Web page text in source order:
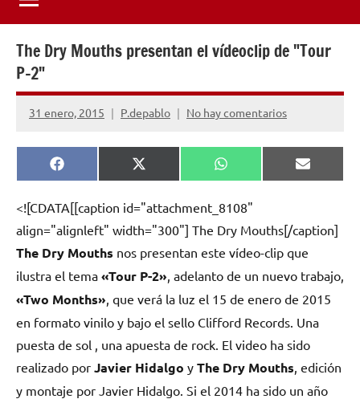
The Dry Mouths presentan el vídeoclip de "Tour
P-2"
31 enero, 2015 P.depablo No hay comentarios
Compartir
en
Facebook
Compartir
en
X
(Twitter)
Compartir
en
WhatsApp
en
Email
<![CDATA[[caption id="attachment_8108"
align="alignleft" width="300"] The Dry Mouths[/caption] ​
The Dry Mouths nos presentan este vídeo-clip que
ilustra el tema «Tour P-2» , adelanto de un nuevo trabajo,
«Two Months» , que verá la luz el 15 de enero de 2015
en formato vinilo y bajo el sello Clifford Records. Una
puesta de sol , una apuesta de rock. El video ha sido
realizado por Javier Hidalgo y The Dry Mouths , edición
y montaje por Javier Hidalgo. Si el 2014 ha sido un año